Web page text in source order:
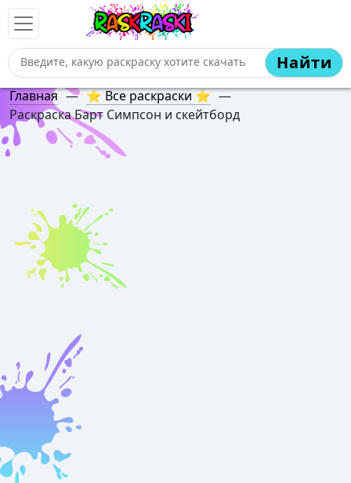
Найти
Главная — ⭐ Все раскраски ⭐ —
Раскраска Барт Симпсон и скейтборд